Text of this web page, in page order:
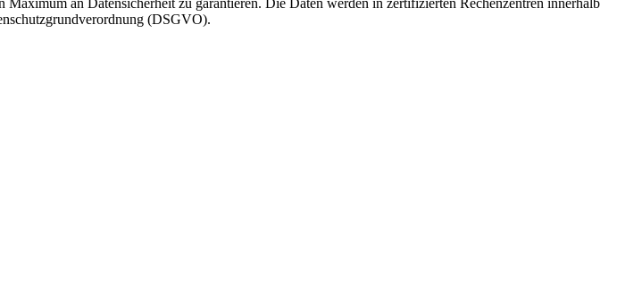
an Datensicherheit zu garantieren. Die Daten werden in zertifizierten Rechenzentren innerhalb
(DSGVO).